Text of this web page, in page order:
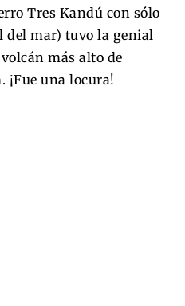
Tres Kandú con sólo
del mar) tuvo la genial
más alto de
¡Fue una locura!